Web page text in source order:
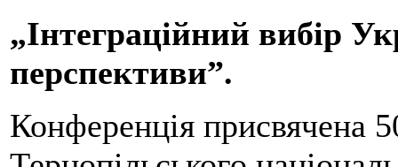
„Інтеграційний вибір
перспективи”.
Конференція присвячена